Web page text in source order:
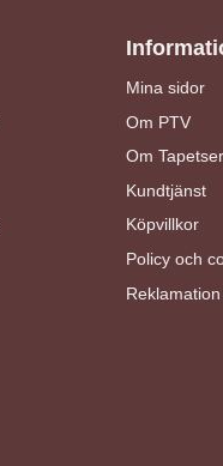
Mina sidor
Om PTV
Om
Kundtjänst
Köpvillkor
Policy och